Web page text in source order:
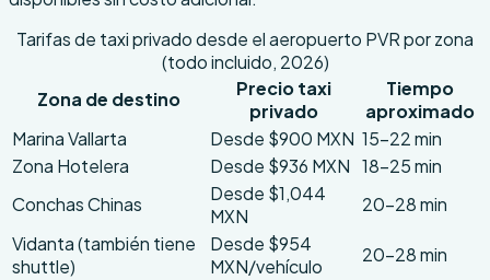
Tarifas de taxi privado desde el aeropuerto PVR por zona
(todo incluido, 2026)
Zona de destino
Precio taxi
privado
Tiempo
aproximado
Marina Vallarta
Desde $900 MXN 15–22 min
Zona Hotelera
Desde $936 MXN 18–25 min
Conchas Chinas
Desde $1,044
MXN
20–28 min
Vidanta (también tiene
shuttle)
Desde $954
MXN/vehículo
20–28 min